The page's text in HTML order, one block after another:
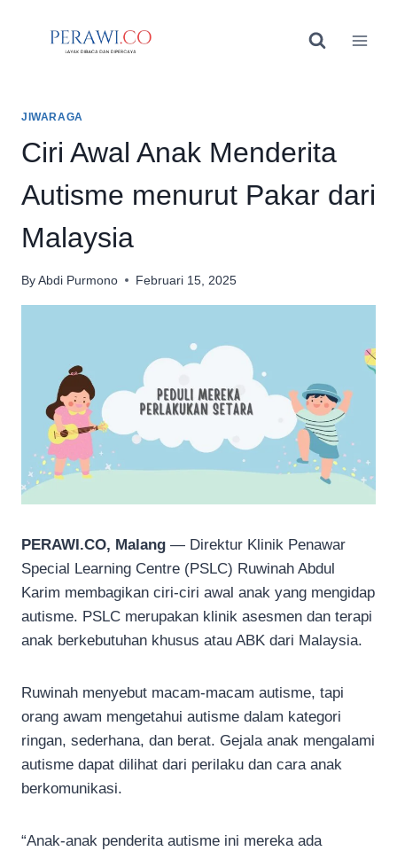
JIWARAGA
Ciri Awal Anak Menderita
Autisme menurut Pakar dari
Malaysia
By Abdi Purmono Februari 15, 2025
PERAWI.CO, Malang — Direktur Klinik Penawar
Special Learning Centre (PSLC) Ruwinah Abdul
Karim membagikan ciri-ciri awal anak yang mengidap
autisme. PSLC merupakan klinik asesmen dan terapi
anak berkebutuhan khusus atau ABK dari Malaysia.
Ruwinah menyebut macam-macam autisme, tapi
orang awam mengetahui autisme dalam kategori
ringan, sederhana, dan berat. Gejala anak mengalami
autisme dapat dilihat dari perilaku dan cara anak
berkomunikasi.
“Anak-anak penderita autisme ini mereka ada